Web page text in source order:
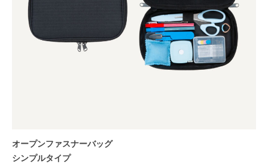
オープンファスナーバッグ
シンプルタイプ